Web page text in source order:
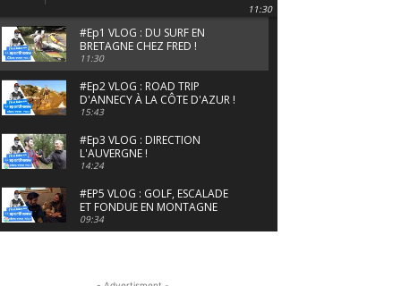
11:30
#Ep1 VLOG : DU SURF EN
BRETAGNE CHEZ FRED !
11:30
#Ep2 VLOG : ROAD TRIP
D'ANNECY À LA CÔTE D'AZUR !
15:43
#Ep3 VLOG : DIRECTION
L'AUVERGNE !
14:24
#EP5 VLOG : GOLF, ESCALADE
ET FONDUE EN MONTAGNE
09:34